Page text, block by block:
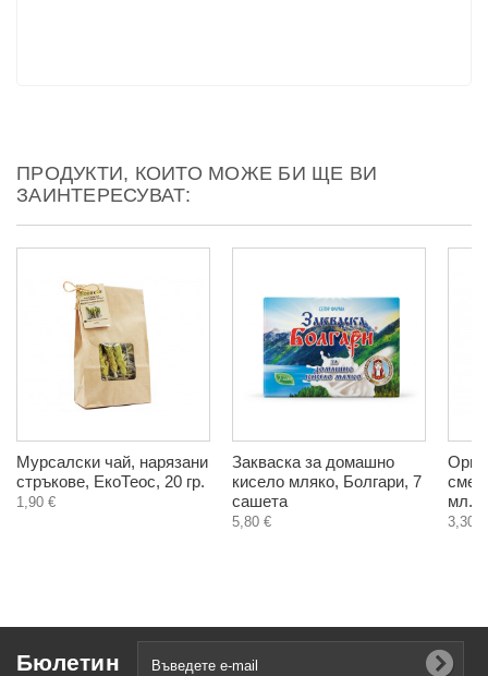
ПРОДУКТИ, КОИТО МОЖЕ БИ ЩЕ ВИ
ЗАИНТЕРЕСУВАТ:
Мурсалски чай, нарязани
стръкове, ЕкоТеос, 20 гр.
1,90 €
Закваска за домашно
кисело мляко, Болгари, 7
сашета
5,80 €
мл.
3,30 €
Бюлетин